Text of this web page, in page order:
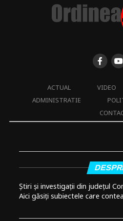
ACTUAL VIDEO
ADMINISTRATIE
Știri și investigații din județul
Aici găsiți subiectele care